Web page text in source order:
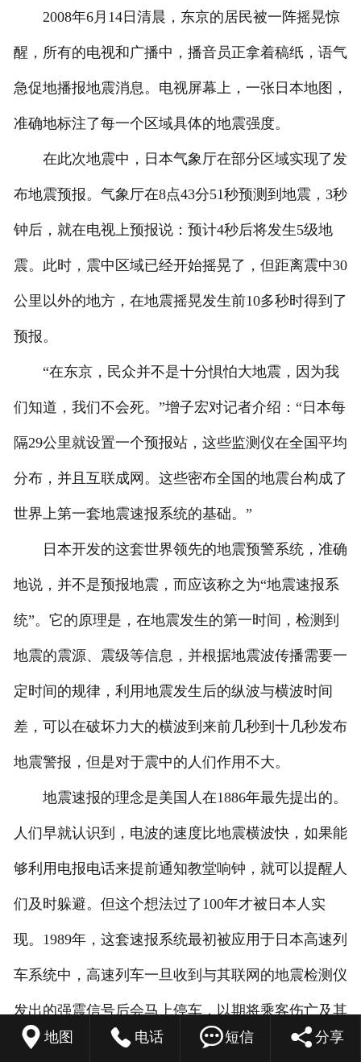
2008年6月14日清晨，东京的居民被一阵摇晃惊
醒，所有的电视和广播中，播音员正拿着稿纸，语气
急促地播报地震消息。电视屏幕上，一张日本地图，
准确地标注了每一个区域具体的地震强度。
在此次地震中，日本气象厅在部分区域实现了发
布地震预报。气象厅在8点43分51秒预测到地震，3秒
钟后，就在电视上预报说：预计4秒后将发生5级地
震。此时，震中区域已经开始摇晃了，但距离震中30
公里以外的地方，在地震摇晃发生前10多秒时得到了
预报。
“在东京，民众并不是十分惧怕大地震，因为我
们知道，我们不会死。”增子宏对记者介绍：“日本每
隔29公里就设置一个预报站，这些监测仪在全国平均
分布，并且互联成网。这些密布全国的地震台构成了
世界上第一套地震速报系统的基础。”
日本开发的这套世界领先的地震预警系统，准确
地说，并不是预报地震，而应该称之为“地震速报系
统”。它的原理是，在地震发生的第一时间，检测到
地震的震源、震级等信息，并根据地震波传播需要一
定时间的规律，利用地震发生后的纵波与横波时间
差，可以在破坏力大的横波到来前几秒到十几秒发布
地震警报，但是对于震中的人们作用不大。
地震速报的理念是美国人在1886年最先提出的。
人们早就认识到，电波的速度比地震横波快，如果能
够利用电报电话来提前通知教堂响钟，就可以提醒人
们及时躲避。但这个想法过了100年才被日本人实
现。1989年，这套速报系统最初被应用于日本高速列
车系统中，高速列车一旦收到与其联网的地震检测仪
发出的强震信号后会马上停车，以期将乘客伤亡及其
他由此带来的损失降低到最小程度。
 地图  电话 短信  分享